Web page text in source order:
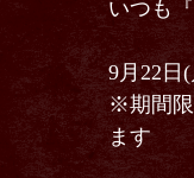
いつも
9月22日
※期間限
ます